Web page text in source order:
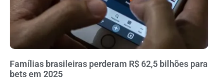
Famílias brasileiras perderam R$ 62,5 bilhões para
bets em 2025